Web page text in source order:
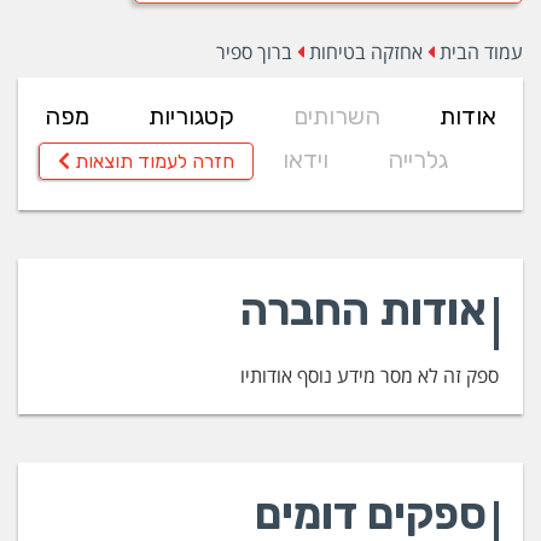
עמוד הבית אחזקה בטיחות ברוך ספיר
אודות השרותים קטגוריות
מפה
גלרייה
וידאו חזרה לעמוד תוצאות
אודות החברה
ספק זה לא מסר מידע נוסף אודותיו
ספקים דומים